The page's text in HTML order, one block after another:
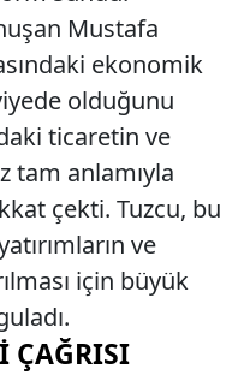
Mustafa
ekonomik
olduğunu
ticaretin ve
tam anlamıyla
çekti. Tuzcu, bu
ve
için büyük
ÇAĞRISI